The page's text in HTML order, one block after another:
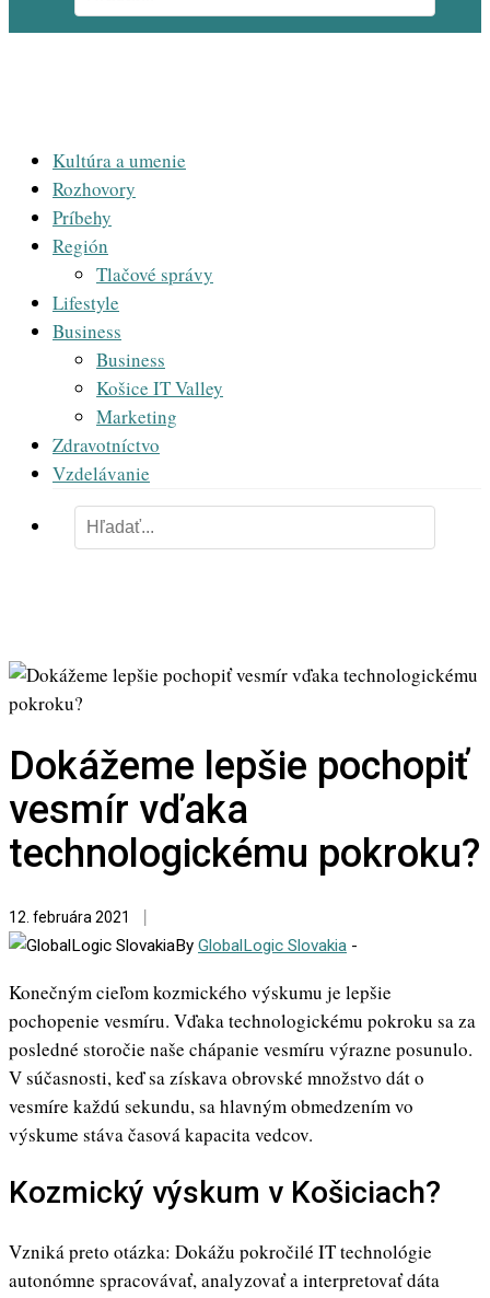
Kultúra a umenie
Rozhovory
Príbehy
Región
Tlačové správy
Lifestyle
Business
Business
Košice IT Valley
Marketing
Zdravotníctvo
Vzdelávanie
Dokážeme lepšie pochopiť
vesmír vďaka
technologickému pokroku?
12. februára 2021
By GlobalLogic Slovakia -
Konečným cieľom kozmického výskumu je lepšie
pochopenie vesmíru. Vďaka technologickému pokroku sa za
posledné storočie naše chápanie vesmíru výrazne posunulo.
V súčasnosti, keď sa získava obrovské množstvo dát o
vesmíre každú sekundu, sa hlavným obmedzením vo
výskume stáva časová kapacita vedcov.
Kozmický výskum v Košiciach?
Vzniká preto otázka: Dokážu pokročilé IT technológie
autonómne spracovávať, analyzovať a interpretovať dáta